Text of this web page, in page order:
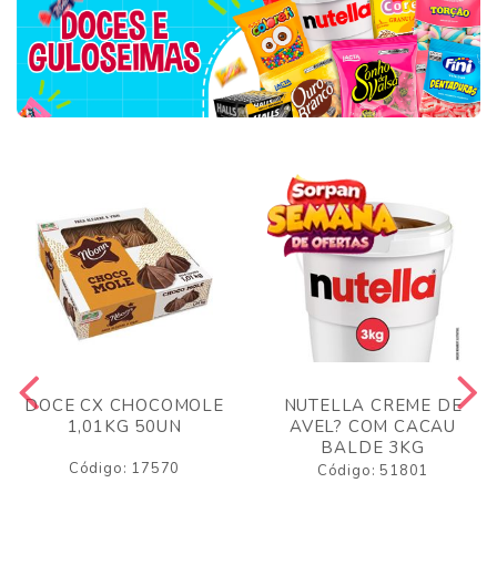
DOCE CX CHOCOMOLE
1,01KG 50UN
Código: 17570
NUTELLA CREME DE
AVEL? COM CACAU
BALDE 3KG
Código: 51801